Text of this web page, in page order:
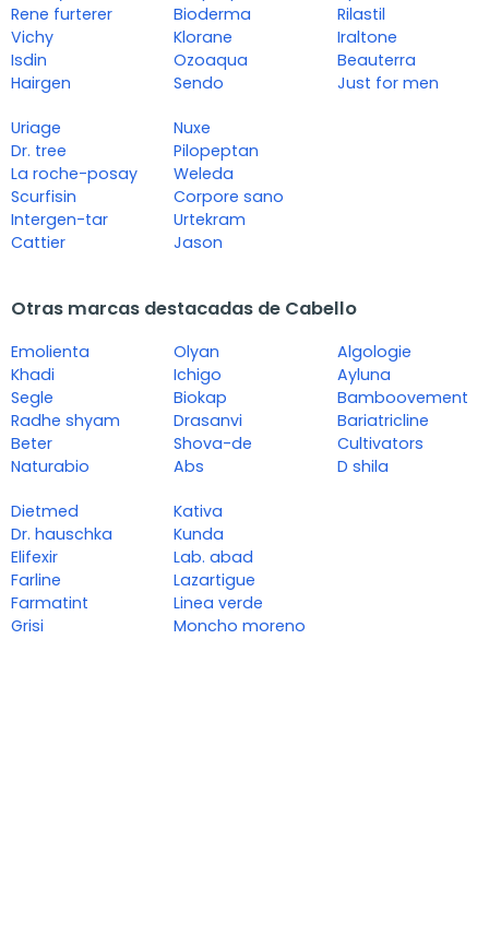
Rene furterer
Vichy
Isdin
Hairgen
Bioderma
Klorane
Ozoaqua
Sendo
Rilastil
Iraltone
Beauterra
Just for men
Uriage
Dr. tree
La roche-posay
Scurfisin
Intergen-tar
Cattier
Nuxe
Pilopeptan
Weleda
Corpore sano
Urtekram
Jason
Otras marcas destacadas de Cabello
Emolienta
Khadi
Segle
Radhe shyam
Beter
Naturabio
Olyan
Ichigo
Biokap
Drasanvi
Shova-de
Abs
Algologie
Ayluna
Bamboovement
Bariatricline
Cultivators
D shila
Dietmed
Dr. hauschka
Elifexir
Farline
Farmatint
Grisi
Kativa
Kunda
Lab. abad
Lazartigue
Linea verde
Moncho moreno